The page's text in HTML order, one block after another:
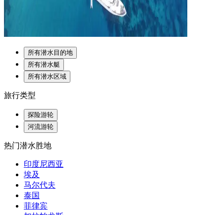
所有潜水目的地
所有潜水艇
所有潜水区域
旅行类型
探险游轮
河流游轮
热门潜水胜地
印度尼西亚
埃及
马尔代夫
泰国
菲律宾